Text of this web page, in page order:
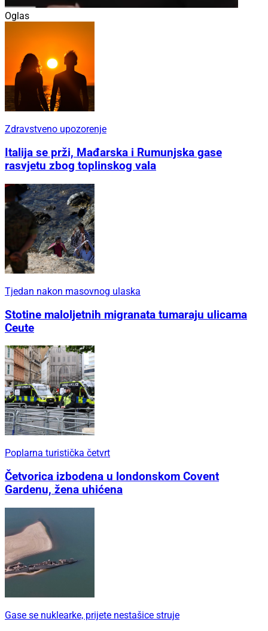
Oglas
Zdravstveno upozorenje
Italija se prži, Mađarska i Rumunjska gase
rasvjetu zbog toplinskog vala
Tjedan nakon masovnog ulaska
Stotine maloljetnih migranata tumaraju ulicama
Ceute
Poplarna turistička četvrt
Četvorica izbodena u londonskom Covent
Gardenu, žena uhićena
Gase se nuklearke, prijete nestašice struje